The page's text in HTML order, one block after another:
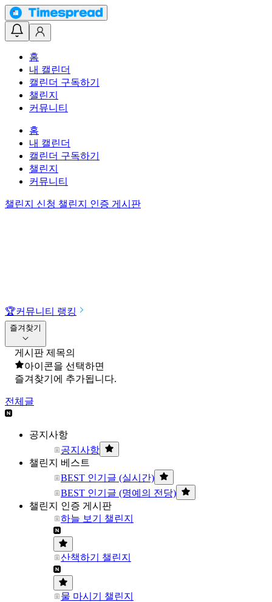
홈
내 캘린더
캘린더 구독하기
챌린지
커뮤니티
홈
내 캘린더
캘린더 구독하기
챌린지
커뮤니티
챌린지 신청 챌린지 인증 게시판
🏆커뮤니티 랭킹
즐겨찾기
게시판 제목의
아이콘을 선택하면
즐겨찾기에 추가됩니다.
전체글
공지사항
공지사항
챌린지 베스트
BEST 인기글 (실시간)
BEST 인기글 (명예의 전당)
챌린지 인증 게시판
하늘 보기 챌린지
산책하기 챌린지
물 마시기 챌린지